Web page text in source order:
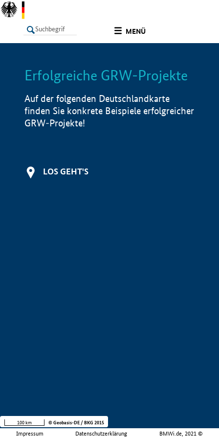
MENÜ
LISTE Info
Erfolgreiche GRW-Projekte
Auf der folgenden Deutschlandkarte
finden Sie konkrete Beispiele erfolgreicher
GRW-Projekte!
LOS GEHT'S
Impressum Datenschutzerklärung BMWi.de, 2021 ©
100 km © Geobasis-DE / BKG 2015